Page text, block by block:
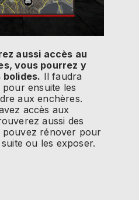
aussi accès au
vous pourrez y
Il faudra
ensuite les
aux enchères.
accès aux
aussi des
pouvez rénover pour
ou les exposer.